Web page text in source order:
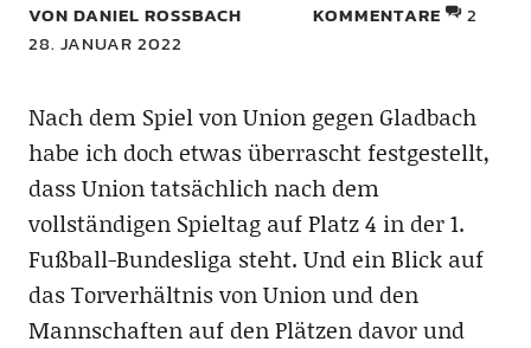
VON DANIEL ROSSBACH
28. JANUAR 2022
KOMMENTARE 2
Nach dem Spiel von Union gegen Gladbach
habe ich doch etwas überrascht festgestellt,
dass Union tatsächlich nach dem
vollständigen Spieltag auf Platz 4 in der 1.
Fußball-Bundesliga steht. Und ein Blick auf
das Torverhältnis von Union und den
Mannschaften auf den Plätzen davor und